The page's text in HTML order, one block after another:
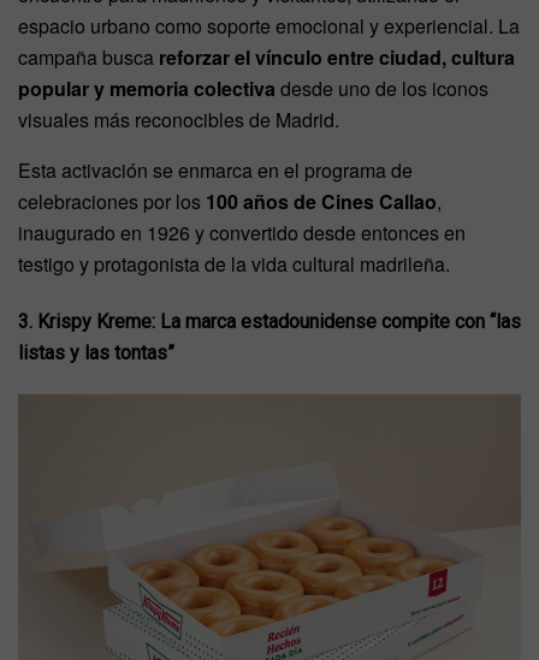
espacio urbano como soporte emocional y experiencial. La
campaña busca reforzar el vínculo entre ciudad, cultura
popular y memoria colectiva desde uno de los iconos
visuales más reconocibles de Madrid.
Esta activación se enmarca en el programa de
celebraciones por los 100 años de Cines Callao,
inaugurado en 1926 y convertido desde entonces en
testigo y protagonista de la vida cultural madrileña.
3. Krispy Kreme: La marca estadounidense compite con “las
listas y las tontas”